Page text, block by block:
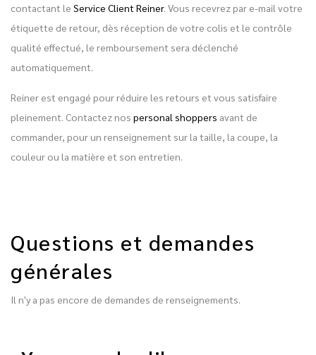
contactant le Service Client Reiner. Vous recevrez par e-mail votre
étiquette de retour, dès réception de votre colis et le contrôle
qualité effectué, le remboursement sera déclenché
automatiquement.
Reiner est engagé pour réduire les retours et vous satisfaire
pleinement. Contactez nos personal shoppers avant de
commander, pour un renseignement sur la taille, la coupe, la
couleur ou la matière et son entretien.
Questions et demandes
générales
Il n'y a pas encore de demandes de renseignements.